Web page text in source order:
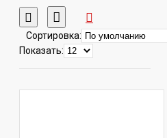
Сортировка:
Показать: